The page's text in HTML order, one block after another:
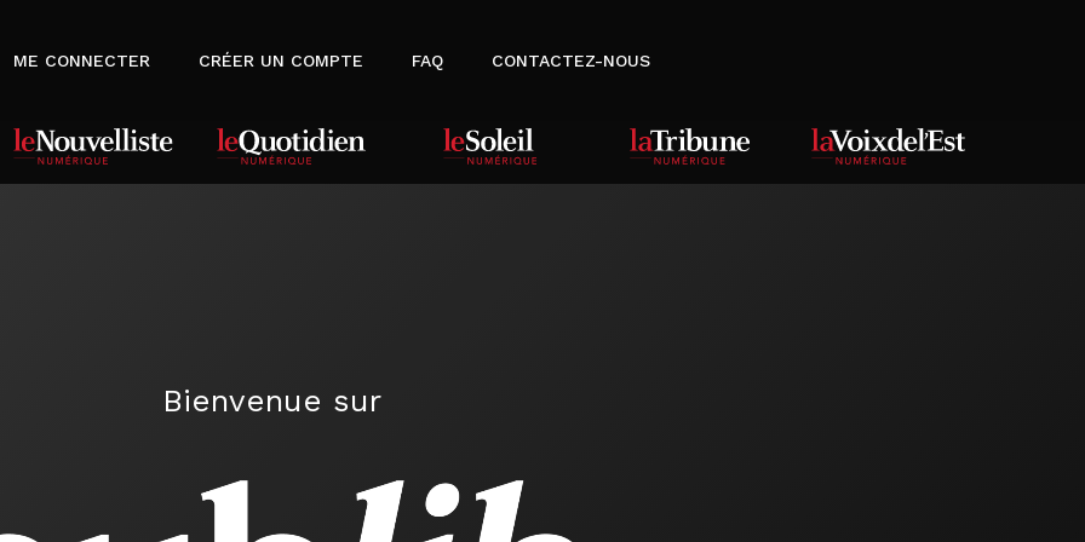
ME CONNECTER CRÉER UN COMPTE FAQ CONTACTEZ-NOUS
Bienvenue sur